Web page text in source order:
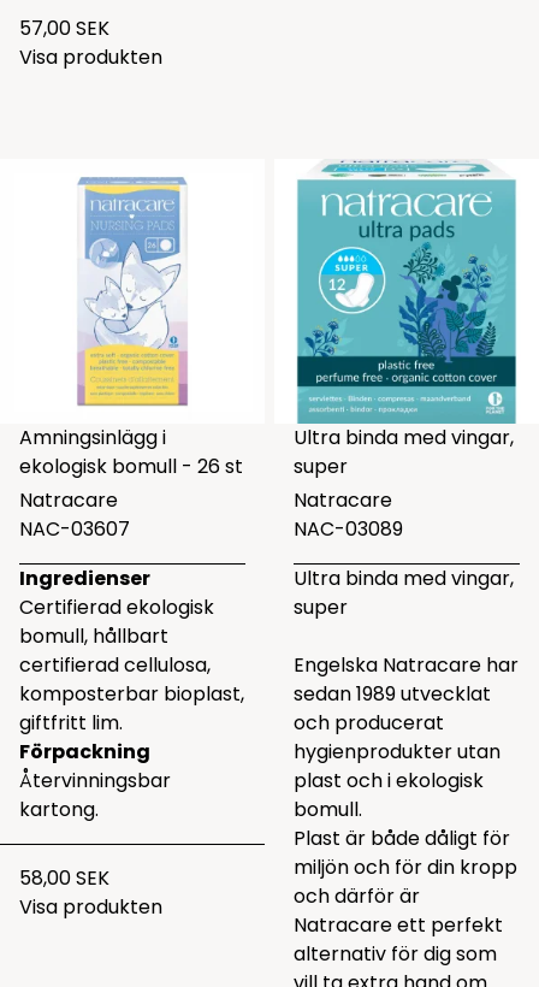
57,00 SEK
Visa produkten
Amningsinlägg i
ekologisk bomull - 26 st
Natracare
NAC-03607
Ingredienser
Certifierad ekologisk
bomull, hållbart
certifierad cellulosa,
komposterbar bioplast,
giftfritt lim.
Förpackning
Återvinningsbar
kartong.
58,00 SEK
Visa produkten
Ultra binda med vingar,
super
Natracare
NAC-03089
Ultra binda med vingar,
super
Engelska Natracare har
sedan 1989 utvecklat
och producerat
hygienprodukter utan
plast och i ekologisk
bomull.
Plast är både dåligt för
miljön och för din kropp
och därför är
Natracare ett perfekt
alternativ för dig som